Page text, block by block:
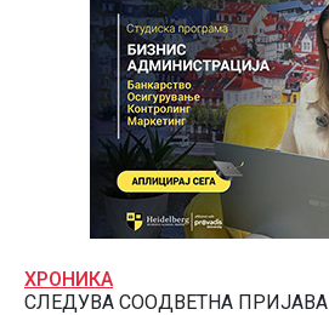
ХРОНИКА
СЛЕДУВА СООДВЕТНА ПРИЈАВА